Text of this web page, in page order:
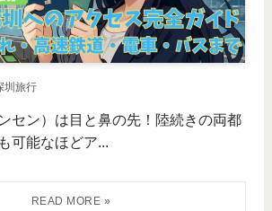
圳旅行
セン）は目と鼻の先！陸続きの両都
可能なほどア...